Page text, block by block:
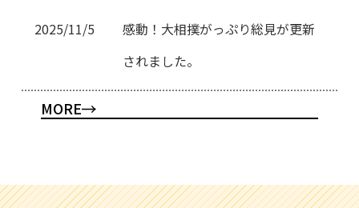
2025/11/5
感動！大相撲がっぷり総見が更新
されました。
MORE